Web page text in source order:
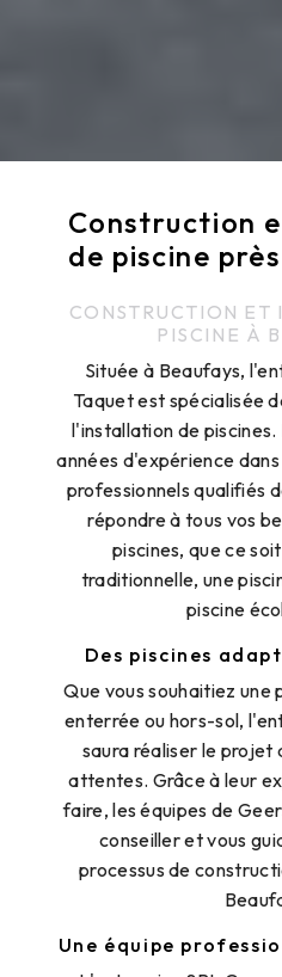
Construction
de piscine
CONSTRUCTION ET
PISCINE À
Située à Beaufays,
Taquet est spécialisée
l'installation de
années d'expérience
professionnels qualifiés
répondre à tous vos
piscines, que ce
traditionnelle, une
piscine
Des piscines
Que vous souhaitiez une
enterrée ou hors-sol,
saura réaliser le projet
attentes. Grâce à leur
faire, les équipes de
conseiller et vous
processus de
Une équipe